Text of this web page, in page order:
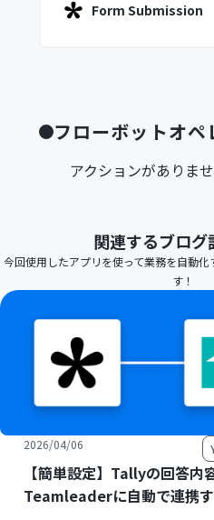
Form Submission
フローボットオペ
アクションがありま
関連するブログ
今回使用したアプリを使って業務を自動
す！
2026/04/06
【簡単設定】Tallyの回答内
Teamleaderに自動で連携